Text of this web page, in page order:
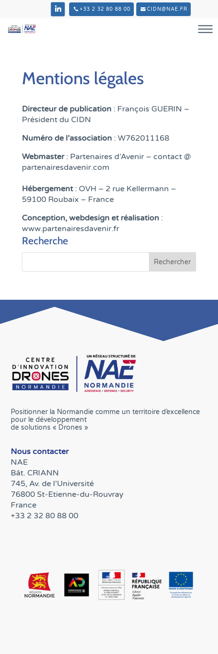
+33 2 32 80 88 00 CIDN@NAE.FR
Mentions légales
Directeur de publication: François GUERIN –
Président du CIDN
Numéro de l’association: W762011168
Webmaster: Partenaires d’Avenir – contact @
partenairesdavenir.com
Hébergement: OVH – 2 rue Kellermann –
59100 Roubaix – France
Conception, webdesign et réalisation:
www.partenairesdavenir.fr
Recherche
Positionner la Normandie comme un territoire d’excellence
pour le développement
de solutions « Drones »
Nous contacter
NAE
Bât. CRIANN
745, Av. de l’Université
76800 St-Etienne-du-Rouvray
France
+33 2 32 80 88 00